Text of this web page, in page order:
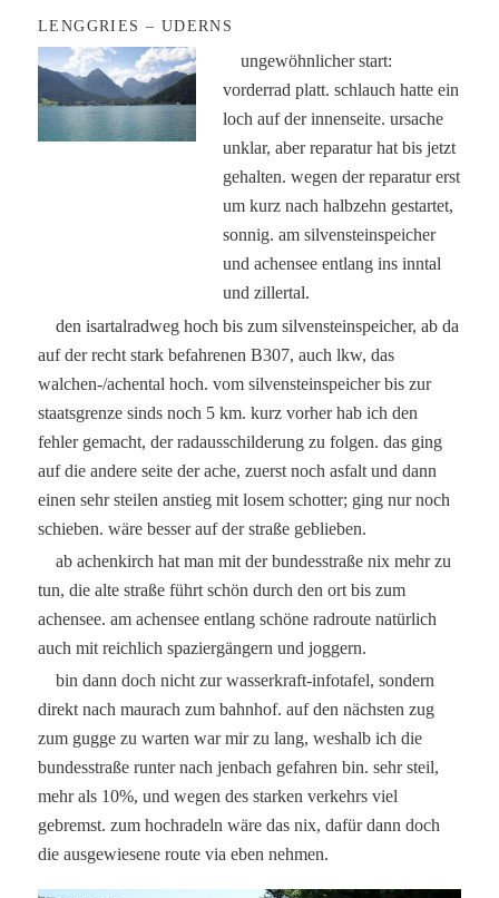
LENGGRIES – UDERNS
ungewöhnlicher start:
vorderrad platt. schlauch hatte ein
loch auf der innenseite. ursache
unklar, aber reparatur hat bis jetzt
gehalten. wegen der reparatur erst
um kurz nach halbzehn gestartet,
sonnig. am silvensteinspeicher
und achensee entlang ins inntal
und zillertal.
den isartalradweg hoch bis zum silvensteinspeicher, ab da
auf der recht stark befahrenen B307, auch lkw, das
walchen-/achental hoch. vom silvensteinspeicher bis zur
staatsgrenze sinds noch 5 km. kurz vorher hab ich den
fehler gemacht, der radausschilderung zu folgen. das ging
auf die andere seite der ache, zuerst noch asfalt und dann
einen sehr steilen anstieg mit losem schotter; ging nur noch
schieben. wäre besser auf der straße geblieben.
ab achenkirch hat man mit der bundesstraße nix mehr zu
tun, die alte straße führt schön durch den ort bis zum
achensee. am achensee entlang schöne radroute natürlich
auch mit reichlich spaziergängern und joggern.
bin dann doch nicht zur wasserkraft-infotafel, sondern
direkt nach maurach zum bahnhof. auf den nächsten zug
zum gugge zu warten war mir zu lang, weshalb ich die
bundesstraße runter nach jenbach gefahren bin. sehr steil,
mehr als 10%, und wegen des starken verkehrs viel
gebremst. zum hochradeln wäre das nix, dafür dann doch
die ausgewiesene route via eben nehmen.